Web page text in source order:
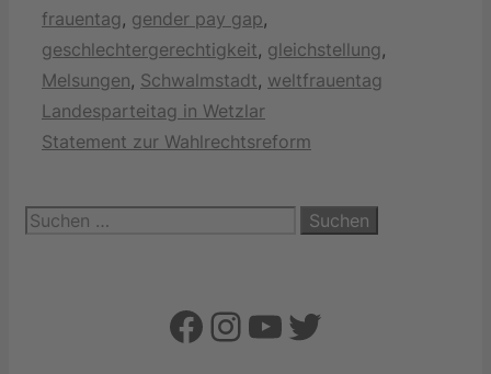
frauentag, gender pay gap,
geschlechtergerechtigkeit, gleichstellung,
Melsungen, Schwalmstadt, weltfrauentag
Landesparteitag in Wetzlar
Statement zur Wahlrechtsreform
Suchen
nach:
Facebook
Instagram
YouTube
Twitter